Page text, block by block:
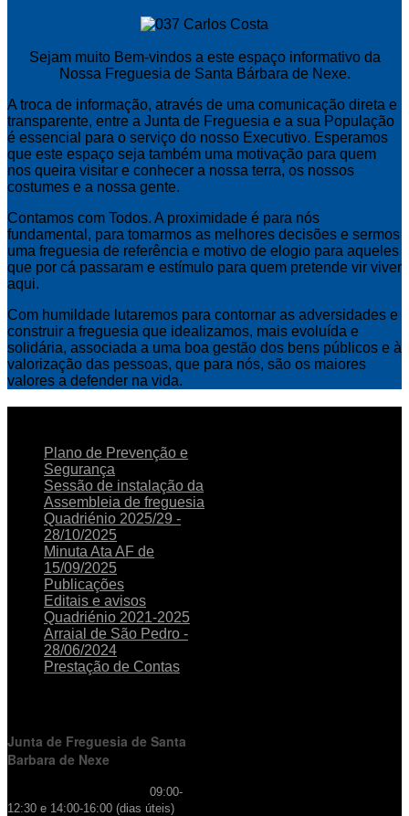
Sejam muito Bem-vindos a este espaço informativo da
Nossa Freguesia de Santa Bárbara de Nexe.
A troca de informação, através de uma comunicação direta e
transparente, entre a Junta de Freguesia e a sua População
é essencial para o serviço do nosso Executivo. Esperamos
que este espaço seja também uma motivação para quem
nos queira visitar e conhecer a nossa terra, os nossos
costumes e a nossa gente.
Contamos com Todos. A proximidade é para nós
fundamental, para tomarmos as melhores decisões e sermos
uma freguesia de referência e motivo de elogio para aqueles
que por cá passaram e estímulo para quem pretende vir viver
aqui.
Com humildade lutaremos para contornar as adversidades e
construir a freguesia que idealizamos, mais evoluída e
solidária, associada a uma boa gestão dos bens públicos e à
valorização das pessoas, que para nós, são os maiores
valores a defender na vida.
Plano de Prevenção e
Segurança
Sessão de instalação da
Assembleia de freguesia
Quadriénio 2025/29 -
28/10/2025
Minuta Ata AF de
15/09/2025
Publicações
Editais e avisos
Quadriénio 2021-2025
Arraial de São Pedro -
28/06/2024
Prestação de Contas
Junta de Freguesia de Santa
Barbara de Nexe
09:00-
12:30 e 14:00-16:00 (dias úteis)